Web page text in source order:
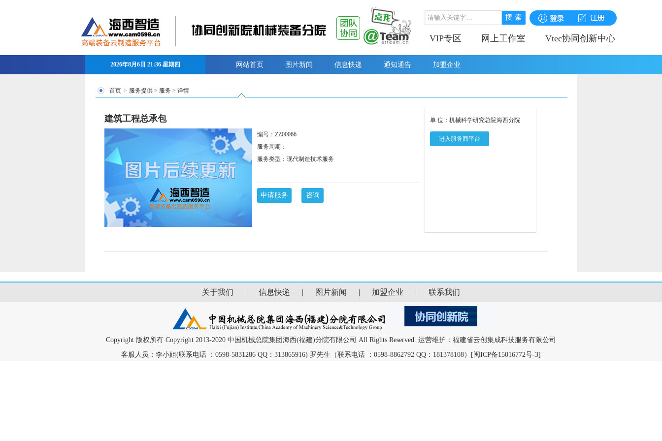
VIP专区 网上工作室 Vtec协同创新中心
2026年8月6日 21:36 星期四 网站首页 图片新闻 信息快递 通知通告 加盟企业
首页 > 服务提供 > 服务 > 详情
建筑工程总承包
编号：ZZ00066
服务周期：
服务类型：现代制造技术服务
申请服务 咨询
单 位：机械科学研究总院海西分院
进入服务商平台
关于我们 | 信息快递 | 图片新闻 | 加盟企业 | 联系我们
Copyright 版权所有 Copyright 2013-2020 中国机械总院集团海西(福建)分院有限公司 All Rights Reserved. 运营维护：福建省云创集成科技服务有限公司
客服人员：李小姐(联系电话 ：0598-5831286 QQ：313865916) 罗先生（联系电话 ：0598-8862792 QQ：181378108）
[闽ICP备15016772号-3]